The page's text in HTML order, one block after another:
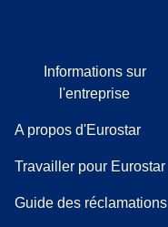
Informations sur
l'entreprise
A propos d'Eurostar
Travailler pour Eurostar
Guide des réclamations((